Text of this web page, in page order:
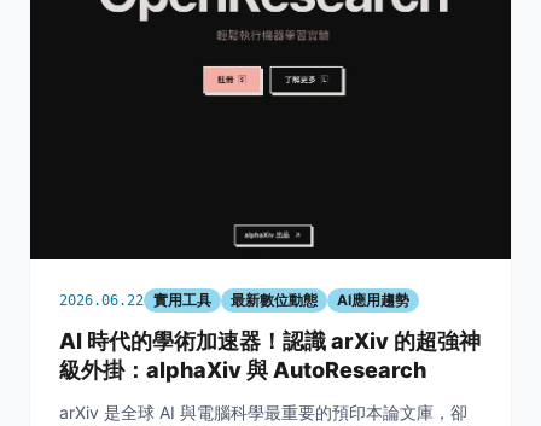
2026.06.22 實用工具 最新數位動態 AI應用趨勢
AI 時代的學術加速器！認識 arXiv 的超強神
級外掛：alphaXiv 與 AutoResearch
arXiv 是全球 AI 與電腦科學最重要的預印本論文庫，卻